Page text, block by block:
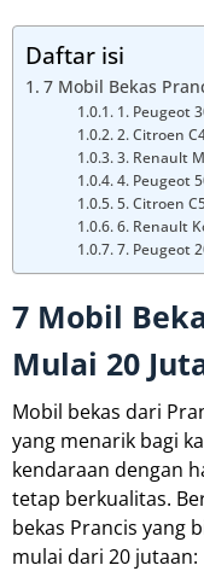
Daftar isi
7 Mobil Bekas
1. Peugeot
2. Citroen
3. Renault
4. Peugeot
5. Citroen
6. Renault
7. Peugeot
7 Mobil
Mulai 20
Mobil bekas dari
yang menarik bagi
kendaraan dengan
tetap berkualitas.
bekas Prancis yang
mulai dari 20 jutaan: